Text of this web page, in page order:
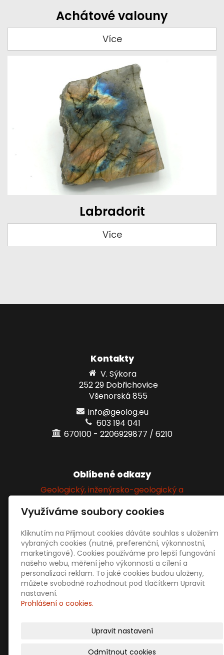
Achátové valouny
Více
Labradorit
Více
Kontakty
V. Sýkora
252 29 Dobřichovice
Všenorská 855
info@geolog.eu
603 194 041
670100 - 2206929877 / 6210
Oblíbené odkazy
Geologický, inženýrsko-geologický a
Sociální sítě
Prodejní informace
Obchodní podmínky
Ochrana osobních údajů
Využíváme soubory cookies
Kliknutím na Přijmout cookies dáváte souhlas s uložením
vybraných cookies (nutné, preferenční, výkonnostní,
marketingové). Cookies používáme pro lepší fungování
našeho webu, měření jeho výkonnosti a cílení a
personalizaci reklam. To jaké cookies budou uloženy,
můžete svobodně rozhodnout pod tlačítkem Upravit
nastavení.
Prohlášení o cookies.
Upravit nastavení
Odmítnout cookies